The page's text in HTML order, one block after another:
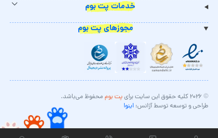
خدمات پت بوم
مجوزهای پت بوم
© ۲۰۲۶ کلیه حقوق این سایت برای پت بوم محفوظ می‌باشد.
طراحی و توسعه توسط آژانس: اینوا